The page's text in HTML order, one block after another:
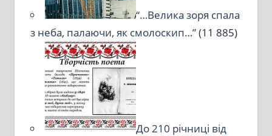
“…Велика зоря спала
з неба, палаючи, як смолоскип…”(11 885)
До 210 річниці від